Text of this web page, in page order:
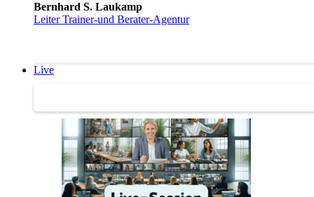
Bernhard S. Laukamp
Leiter Trainer-und Berater-Agentur
Live